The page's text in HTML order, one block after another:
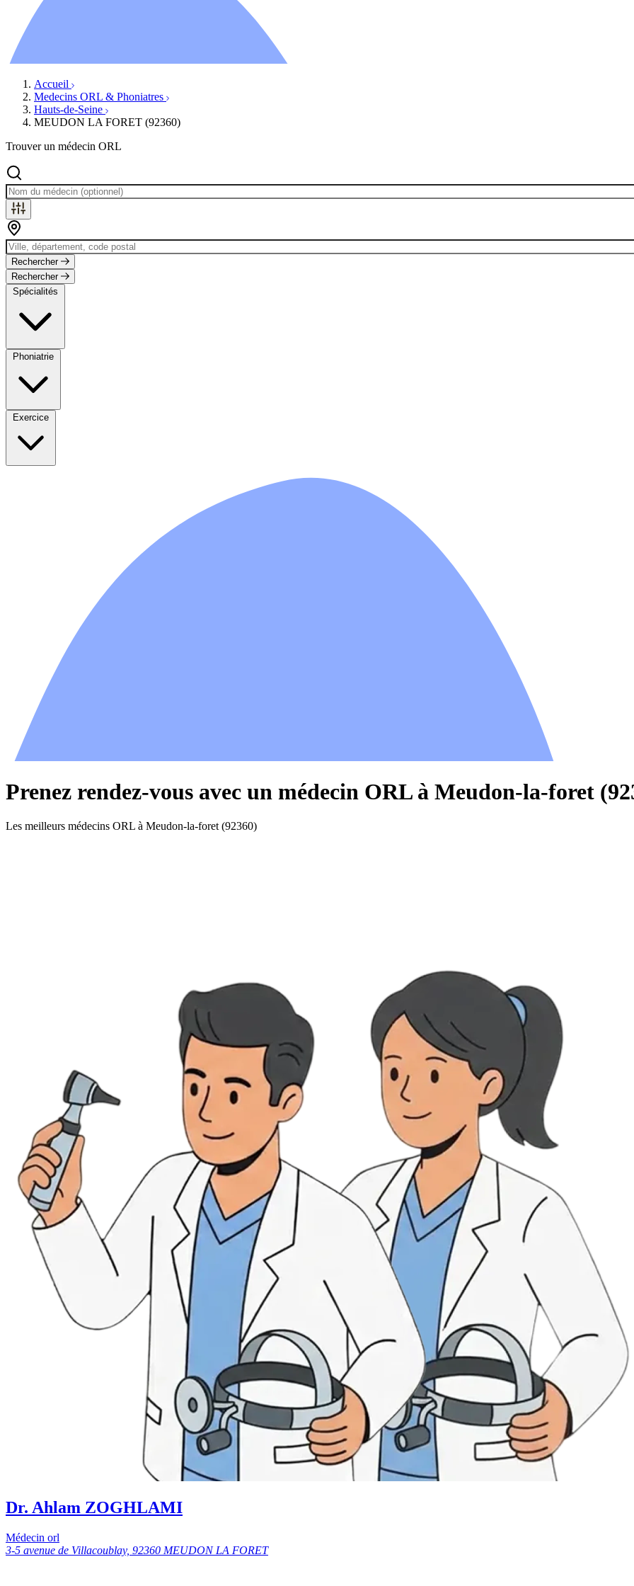
Évènements
Accueil
Medecins ORL & Phoniatres
Hauts-de-Seine
MEUDON LA FORET (92360)
Trouver un médecin ORL
Rechercher
Rechercher
Spécialités
Phoniatrie
Exercice
Prenez rendez-vous avec un médecin ORL à Meudon-la-foret
Les meilleurs médecins ORL à Meudon-la-foret (92360)
Dr. Ahlam ZOGHLAMI
Médecin orl
3-5 avenue de Villacoublay, 92360 MEUDON LA FORET